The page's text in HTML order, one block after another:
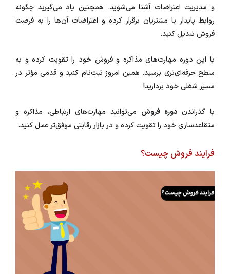
و مدیریت اعتراضات آشنا می‌شوید. همچنین یاد می‌گیرید چگونه
روابط پایدار با مشتریان برقرار کرده و اعتراضات آن‌ها را به فرصت
فروش تبدیل کنید.
با این دوره مهارت‌های مذاکره و فروش خود را تقویت کرده و به
سطح حرفه‌ای‌تری برسید. همین امروز ثبت‌نام کنید و قدمی مؤثر در
مسیر شغلی خود بردارید!
با گذراندن دوره فروش می‌توانید مهارت‌های ارتباطی، مذاکره و
متقاعدسازی خود را تقویت کرده و در بازار رقابتی موفق‌تر عمل کنید.
فرایند فروش چیست؟